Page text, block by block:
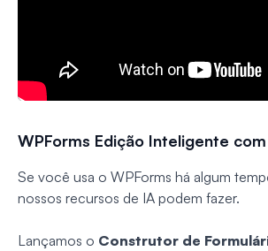
WPForms Edição Inteligente
Se você usa o WPForms há algum
nossos recursos de IA podem fazer.
Lançamos o Construtor de